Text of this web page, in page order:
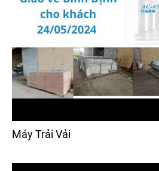
Máy Trải Vải